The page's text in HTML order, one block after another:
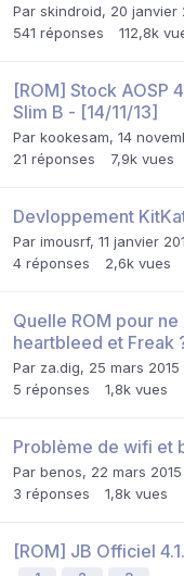
Par skindroid, 20 janvier
541 réponses 112,8k
[ROM] Stock AOSP
Slim B - [14/11/13]
Par kookesam, 14
21 réponses 7,9k vues
Devloppement
Par imousrf, 11 janvier
4 réponses 2,6k vues
Quelle ROM pour
heartbleed et Freak
Par za.dig, 25 mars 2015
5 réponses 1,8k vues
Problème de wifi et
Par benos, 22 mars 2015
3 réponses 1,8k vues
[ROM] JB Officiel